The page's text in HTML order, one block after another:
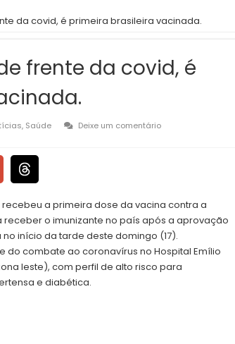
da covid, é primeira brasileira vacinada.
frente da covid, é
, Saúde
Deixe um comentário
a primeira dose da vacina contra a
receber o imunizante no país após a aprovação
início da tarde deste domingo (17).
do combate ao coronavírus no Hospital Emílio
leste), com perfil de alto risco para
e diabética.